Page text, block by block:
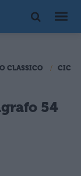
CLASSICO
54